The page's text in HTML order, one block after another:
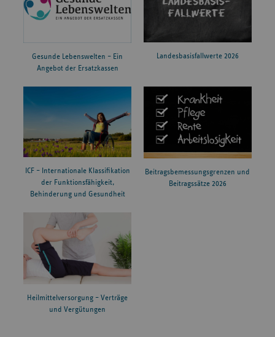
Gesunde Lebenswelten – Ein
Angebot der Ersatzkassen
Landesbasisfallwerte 2026
ICF – Internationale Klassifikation
der Funktionsfähigkeit,
Behinderung und Gesundheit
Beitragsbemessungsgrenzen und
Beitragssätze 2026
Heilmittelversorgung – Verträge
und Vergütungen